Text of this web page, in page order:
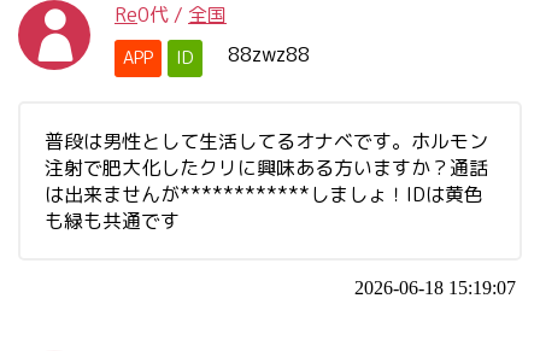
Re0代 / 全国
APP ID 88zwz88
普段は男性として生活してるオナベです。ホルモン
注射で肥大化したクリに興味ある方いますか？通話
は出来ませんが************しましょ！IDは黄色
も緑も共通です
2026-06-18 15:19:07